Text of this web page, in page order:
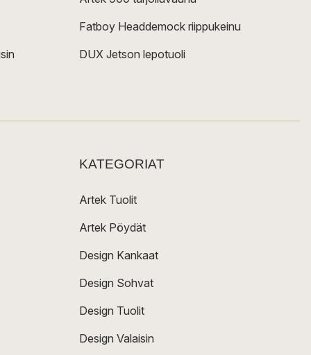
Fatboy Headdemock riippukeinu
DUX Jetson lepotuoli
KATEGORIAT
Artek Tuolit
Artek Pöydät
Design Kankaat
Design Sohvat
Design Tuolit
Design Valaisin